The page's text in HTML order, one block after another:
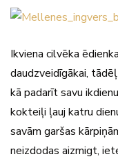
Ikviena cilvēka
daudzveidīgākai,
kā padarīt savu
kokteiļi ļauj katru
savām garšas
neizdodas aizmigt,